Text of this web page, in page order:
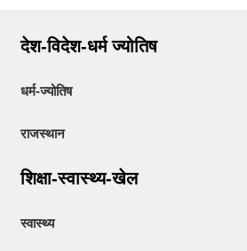
देश-विदेश-धर्म ज्योतिष
धर्म-ज्योतिष
राजस्थान
शिक्षा-स्वास्थ्य-खेल
स्वास्थ्य